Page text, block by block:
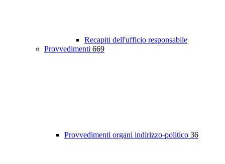
Recapiti dell'ufficio responsabile
Provvedimenti 669
Provvedimenti organi indirizzo-politico 36